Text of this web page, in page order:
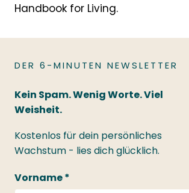
Handbook for Living.
DER 6-MINUTEN NEWSLETTER
Kein Spam. Wenig Worte. Viel
Weisheit.
Kostenlos für dein persönliches
Wachstum - lies dich glücklich.
Vorname *